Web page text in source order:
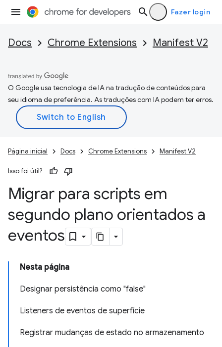
Fazer login
Docs Chrome Extensions Manifest V2
O Google usa tecnologia de IA na tradução de conteúdos para
seu idioma de preferência. As traduções com IA podem ter erros.
Página inicial Docs Chrome Extensions Manifest V2
Isso foi útil?
Migrar para scripts em
segundo plano orientados a
eventos
Nesta página
Designar persistência como "false"
Listeners de eventos de superfície
Registrar mudanças de estado no armazenamento